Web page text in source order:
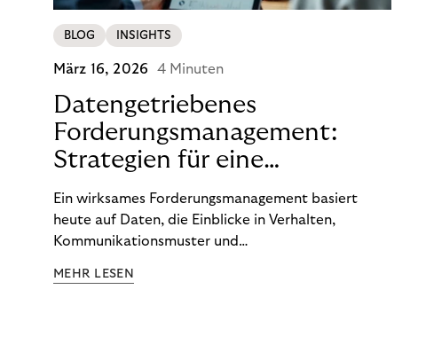
BLOG INSIGHTS
März 16, 2026 4 Minuten
Datengetriebenes
Forderungsmanagement:
Strategien für eine
wirkungsvolle Recovery-
Steuerung
Ein wirksames Forderungsmanagement basiert
heute auf Daten, die Einblicke in Verhalten,
Kommunikationsmuster und
Unternehmen, die diese Informationen
MEHR LESEN